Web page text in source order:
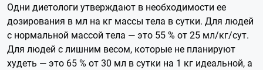
Одни диетологи утверждают в необходимости ее
дозирования в мл на кг массы тела в сутки. Для людей
с нормальной массой тела — это 55 % от 25 мл/кг/сут.
Для людей с лишним весом, которые не планируют
худеть — это 65 % от 30 мл в сутки на 1 кг идеальной, а